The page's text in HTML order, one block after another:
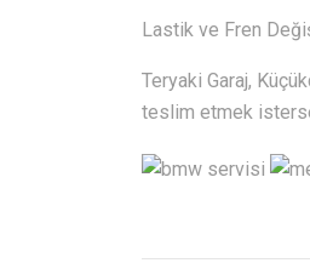
Lastik ve Fren
Teryaki Garaj,
teslim etmek